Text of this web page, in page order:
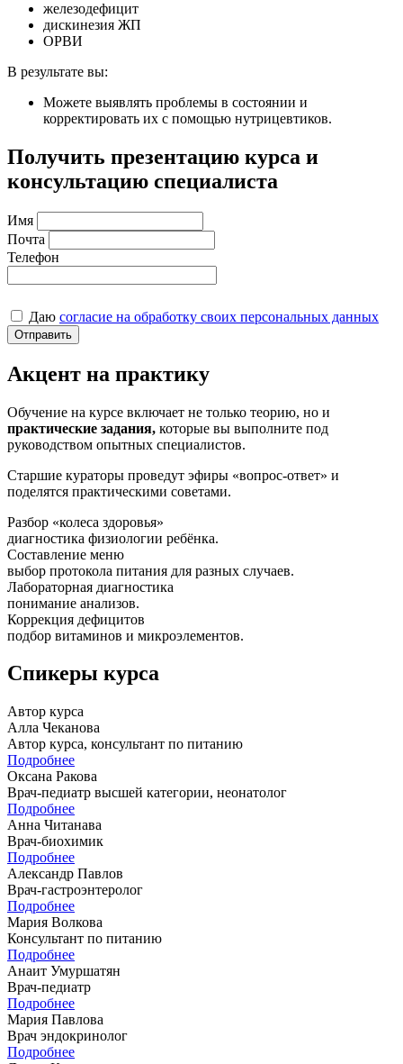
железодефицит
дискинезия ЖП
ОРВИ
В результате вы:
Можете выявлять проблемы в состоянии и
корректировать их с помощью нутрицевтиков.
Получить презентацию курса и
консультацию специалиста
Имя
Почта
Телефон
Даю согласие на обработку своих персональных данных
Отправить
Акцент на практику
Обучение на курсе включает не только теорию, но и
практические задания, которые вы выполните под
руководством опытных специалистов.
Старшие кураторы проведут эфиры «вопрос-ответ» и
поделятся практическими советами.
Разбор «колеса здоровья»
диагностика физиологии ребёнка.
Составление меню
выбор протокола питания для разных случаев.
Лабораторная диагностика
понимание анализов.
Коррекция дефицитов
подбор витаминов и микроэлементов.
Спикеры курса
Автор курса
Алла Чеканова
Автор курса, консультант по питанию
Подробнее
Оксана Ракова
Врач-педиатр высшей категории, неонатолог
Подробнее
Анна Читанава
Врач-биохимик
Подробнее
Александр Павлов
Врач-гастроэнтеролог
Подробнее
Мария Волкова
Консультант по питанию
Подробнее
Анаит Умуршатян
Врач-педиатр
Подробнее
Мария Павлова
Врач эндокринолог
Подробнее